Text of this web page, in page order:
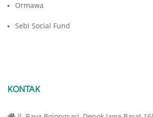
Ormawa
Sebi Social Fund
KONTAK